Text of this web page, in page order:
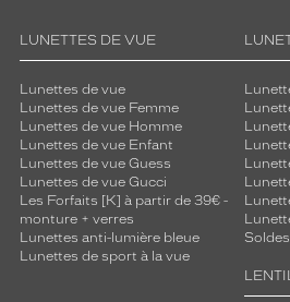
LUNETTES DE VUE
Lunettes de vue
Lunettes de vue Femme
Lunettes de vue Homme
Lunettes de vue Enfant
Lunettes de vue Guess
Lunettes de vue Gucci
Les Forfaits [K] à partir de 39€ -
monture + verres
Lunettes anti-lumière bleue
Lunettes de sport à la vue
Soldes